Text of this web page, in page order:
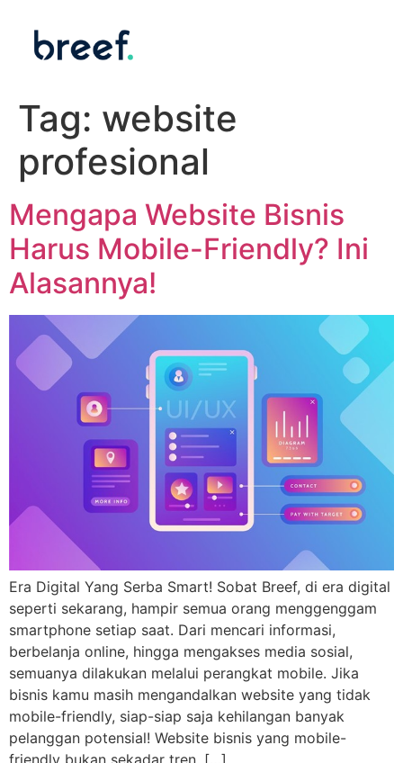
Tag: website
profesional
Mengapa Website Bisnis
Harus Mobile-Friendly? Ini
Alasannya!
Era Digital Yang Serba Smart! Sobat Breef, di era digital
seperti sekarang, hampir semua orang menggenggam
smartphone setiap saat. Dari mencari informasi,
berbelanja online, hingga mengakses media sosial,
semuanya dilakukan melalui perangkat mobile. Jika
bisnis kamu masih mengandalkan website yang tidak
mobile-friendly, siap-siap saja kehilangan banyak
pelanggan potensial! Website bisnis yang mobile-
friendly bukan sekadar tren, […]